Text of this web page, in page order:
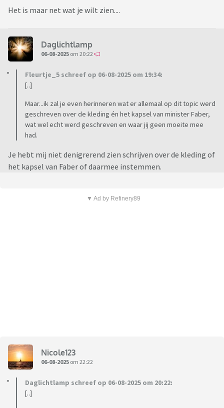
Het is maar net wat je wilt zien....
Daglichtlamp
06-08-2025 om 20:22
Fleurtje_5 schreef op 06-08-2025 om 19:34:
[..]
Maar...ik zal je even herinneren wat er allemaal op dit topic werd
geschreven over de kleding én het kapsel van minister Faber,
wat wel echt werd geschreven en waar jij geen moeite mee
had.
Je hebt mij niet denigrerend zien schrijven over de kleding of
het kapsel van Faber of daarmee instemmen.
▼ Ad by Refinery89
Nicole123
06-08-2025 om 22:22
Daglichtlamp schreef op 06-08-2025 om 20:22:
[..]